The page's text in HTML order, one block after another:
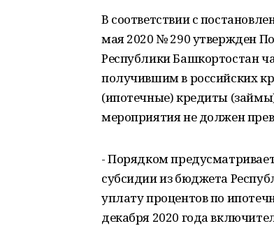
В соответствии с
мая 2020 № 290 утвержден
Республики Башкортостан
получившим в российских
(ипотечные) кредиты
мероприятия не должен
- Порядком
субсидии из бюджета
уплату процентов по
декабря 2020 года